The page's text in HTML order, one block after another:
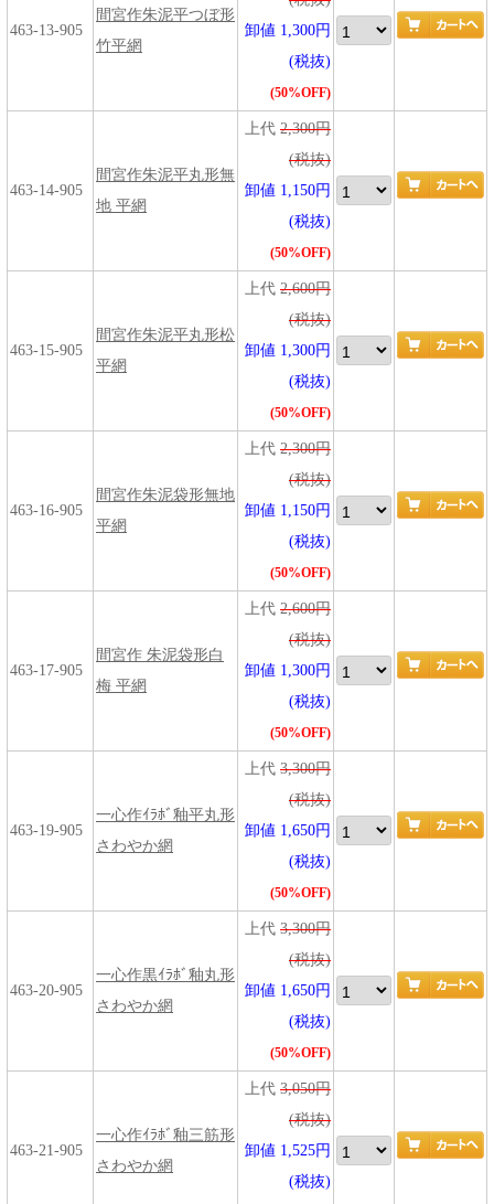
463-13-905
間宮作朱泥平つぼ形
竹平網
卸値 1,300円
(税抜)
(50%OFF)
463-14-905
間宮作朱泥平丸形無
地 平網
上代 2,300円
(税抜)
卸値 1,150円
(税抜)
(50%OFF)
463-15-905
間宮作朱泥平丸形松
平網
上代 2,600円
(税抜)
卸値 1,300円
(税抜)
(50%OFF)
463-16-905
間宮作朱泥袋形無地
平網
上代 2,300円
(税抜)
卸値 1,150円
(税抜)
(50%OFF)
463-17-905
間宮作 朱泥袋形白
梅 平網
上代 2,600円
(税抜)
卸値 1,300円
(税抜)
(50%OFF)
463-19-905
一心作ｲﾗﾎﾞ釉平丸形
さわやか網
上代 3,300円
(税抜)
卸値 1,650円
(税抜)
(50%OFF)
463-20-905
一心作黒ｲﾗﾎﾞ釉丸形
さわやか網
上代 3,300円
(税抜)
卸値 1,650円
(税抜)
(50%OFF)
463-21-905
一心作ｲﾗﾎﾞ釉三筋形
さわやか網
上代 3,050円
(税抜)
卸値 1,525円
(税抜)